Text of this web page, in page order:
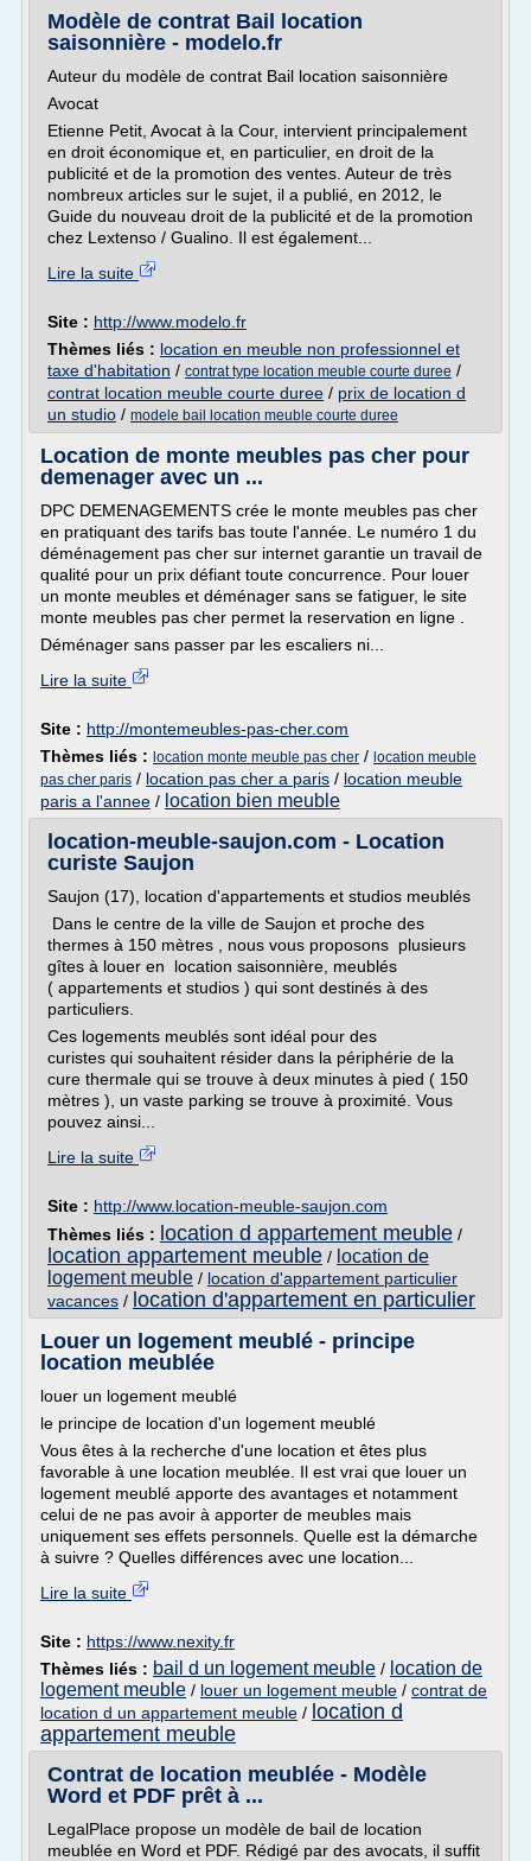
Modèle de contrat Bail location
saisonnière - modelo.fr
Auteur du modèle de contrat Bail location saisonnière
Avocat
Etienne Petit, Avocat à la Cour, intervient principalement
en droit économique et, en particulier, en droit de la
publicité et de la promotion des ventes. Auteur de très
nombreux articles sur le sujet, il a publié, en 2012, le
Guide du nouveau droit de la publicité et de la promotion
chez Lextenso / Gualino. Il est également...
Lire la suite
Site : http://www.modelo.fr
Thèmes liés : location en meuble non professionnel et
taxe d'habitation / contrat type location meuble courte duree /
contrat location meuble courte duree / prix de location d
un studio / modele bail location meuble courte duree
Location de monte meubles pas cher pour
demenager avec un ...
DPC DEMENAGEMENTS crée le monte meubles pas cher
en pratiquant des tarifs bas toute l'année. Le numéro 1 du
déménagement pas cher sur internet garantie un travail de
qualité pour un prix défiant toute concurrence. Pour louer
un monte meubles et déménager sans se fatiguer, le site
monte meubles pas cher permet la reservation en ligne .
Déménager sans passer par les escaliers ni...
Lire la suite
Site : http://montemeubles-pas-cher.com
Thèmes liés : location monte meuble pas cher / location meuble
pas cher paris / location pas cher a paris / location meuble
paris a l'annee / location bien meuble
location-meuble-saujon.com - Location
curiste Saujon
Saujon (17), location d'appartements et studios meublés
Dans le centre de la ville de Saujon et proche des
thermes à 150 mètres , nous vous proposons plusieurs
gîtes à louer en location saisonnière, meublés
( appartements et studios ) qui sont destinés à des
particuliers.
Ces logements meublés sont idéal pour des
curistes qui souhaitent résider dans la périphérie de la
cure thermale qui se trouve à deux minutes à pied ( 150
mètres ), un vaste parking se trouve à proximité. Vous
pouvez ainsi...
Lire la suite
Site : http://www.location-meuble-saujon.com
Thèmes liés : location d appartement meuble /
location appartement meuble / location de
logement meuble / location d'appartement particulier
vacances / location d'appartement en particulier
Louer un logement meublé - principe
location meublée
louer un logement meublé
le principe de location d'un logement meublé
Vous êtes à la recherche d'une location et êtes plus
favorable à une location meublée. Il est vrai que louer un
logement meublé apporte des avantages et notamment
celui de ne pas avoir à apporter de meubles mais
uniquement ses effets personnels. Quelle est la démarche
à suivre ? Quelles différences avec une location...
Lire la suite
Site : https://www.nexity.fr
Thèmes liés : bail d un logement meuble / location de
logement meuble / louer un logement meuble / contrat de
location d un appartement meuble / location d
appartement meuble
Contrat de location meublée - Modèle
Word et PDF prêt à ...
LegalPlace propose un modèle de bail de location
meublée en Word et PDF. Rédigé par des avocats, il suffit